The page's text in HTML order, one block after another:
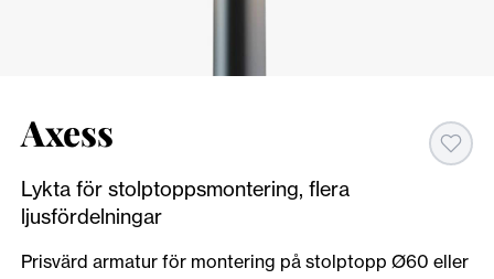
Axess
Lykta för stolptoppsmontering, flera
ljusfördelningar
Prisvärd armatur för montering på stolptopp Ø60 eller